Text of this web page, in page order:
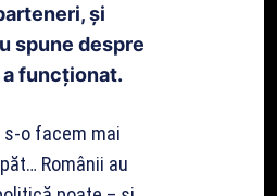
şi
spune despre
a funcționat.
s-o facem mai
Românii au